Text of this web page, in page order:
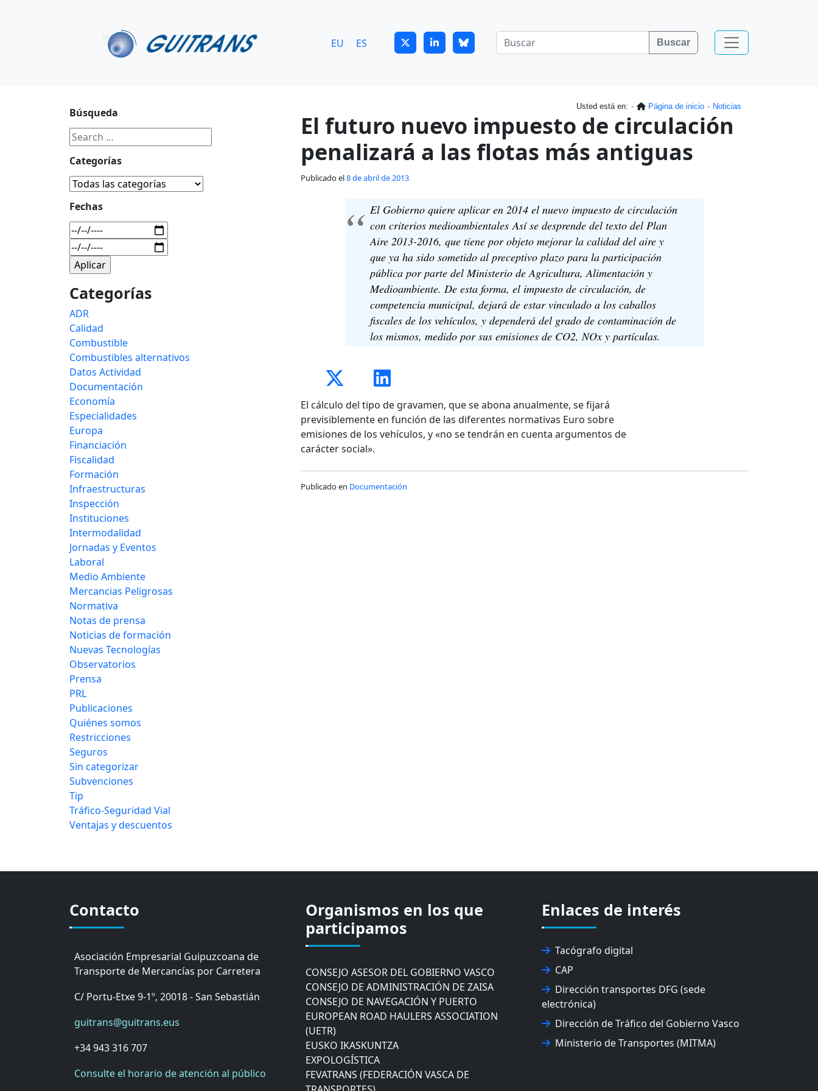
EU ES Buscar
Usted está en: Página de inicio Noticias
El futuro nuevo impuesto de circulación
penalizará a las flotas más antiguas
Publicado el8 de abril de 2013
El Gobierno quiere aplicar en 2014 el nuevo impuesto de circulación
con criterios medioambientales Así se desprende del texto del Plan
Aire 2013-2016, que tiene por objeto mejorar la calidad del aire y
que ya ha sido sometido al preceptivo plazo para la participación
pública por parte del Ministerio de Agricultura, Alimentación y
Medioambiente. De esta forma, el impuesto de circulación, de
competencia municipal, dejará de estar vinculado a los caballos
fiscales de los vehículos, y dependerá del grado de contaminación de
los mismos, medido por sus emisiones de CO2, NOx y partículas.
El cálculo del tipo de gravamen, que se abona anualmente, se fijará
previsiblemente en función de las diferentes normativas Euro sobre
emisiones de los vehículos, y «no se tendrán en cuenta argumentos de
carácter social».
Publicado en Documentación
Búsqueda
Categorías
Fechas
Categorías
ADR
Calidad
Combustible
Combustibles alternativos
Datos Actividad
Documentación
Economía
Especialidades
Europa
Financiación
Fiscalidad
Formación
Infraestructuras
Inspección
Instituciones
Intermodalidad
Jornadas y Eventos
Laboral
Medio Ambiente
Mercancias Peligrosas
Normativa
Notas de prensa
Noticias de formación
Nuevas Tecnologías
Observatorios
Prensa
PRL
Publicaciones
Quiénes somos
Restricciones
Seguros
Sin categorizar
Subvenciones
Tip
Tráfico-Seguridad Vial
Ventajas y descuentos
Contacto
Asociación Empresarial Guipuzcoana de
Transporte de Mercancías por Carretera
C/ Portu-Etxe 9-1º, 20018 - San Sebastián
guitrans@guitrans.eus
+34 943 316 707
Consulte el horario de atención al público
Organismos en los que
participamos
CÁMARA DE COMERCIO DE GIPUZKOA
COMISIÓN ASESORA DE MOVILIDAD DEL
AYUNTAMIENTO DE DONOSTIA
CONSEJO ASESOR DEL GOBIERNO VASCO
CONSEJO DE ADMINISTRACIÓN DE ZAISA
CONSEJO DE NAVEGACIÓN Y PUERTO
EUROPEAN ROAD HAULERS ASSOCIATION
(UETR)
EUSKO IKASKUNTZA
EXPOLOGÍSTICA
FEVATRANS (FEDERACIÓN VASCA DE
TRANSPORTES)
Enlaces de interés
Tacógrafo digital
CAP
Dirección transportes DFG (sede
electrónica)
Dirección de Tráfico del Gobierno Vasco
Ministerio de Transportes (MITMA)